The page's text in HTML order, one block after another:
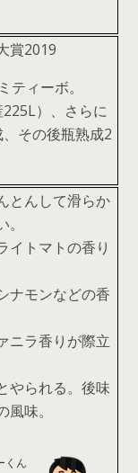
賞2019
ィーボ。
）、さらに
その後瓶熟成2
とんして滑らか
イトマトの香り
ナモンなどの香
ニラ香りが際立
やられる。後味
味。
くん